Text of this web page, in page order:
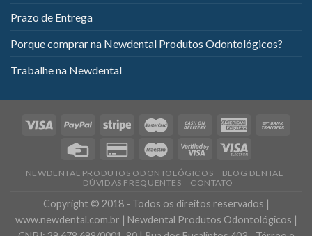
Prazo de Entrega
Porque comprar na Newdental Produtos Odontológicos?
Trabalhe na Newdental
NEWDENTAL PRODUTOS ODONTOLÓGICOS
BLOG DENTAL
DÚVIDAS FREQUENTES
CONTATO
Copyright © 2018 - Todos os direitos reservados |
www.newdental.com.br | Newdental Produtos Odontológicos |